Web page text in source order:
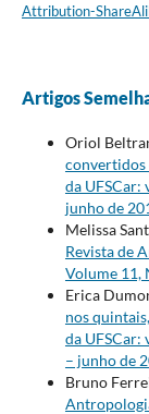
Attribution-
Artigos
Oriol
convertidos
da UFSCar:
junho de
Melissa
Revista de
Volume 11,
Erica
nos
da UFSCar:
– junho de
Bruno